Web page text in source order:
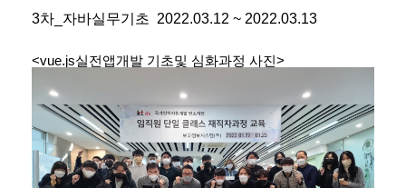
3차_자바실무기초 2022.03.12 ~ 2022.03.13
<vue.js실전앱개발 기초및 심화과정 사진>